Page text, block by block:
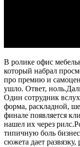
В ролике офис
который набрал
про премию и
ушло. Ответ,
Один сотрудник
форма, раскладной,
финале появляется
нашел их через
типичную боль
сюжета дает